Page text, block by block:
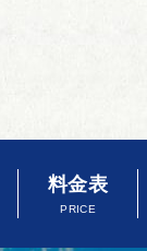
料金表
PRICE